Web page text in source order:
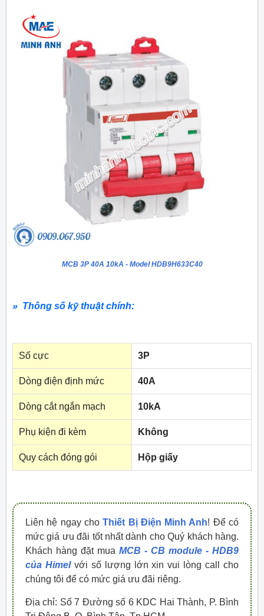
MCB 3P 40A 10kA - Model HDB9H633C40
» Thông số kỹ thuật chính:
Số cực 3P
Dòng điện định mức 40A
Dòng cắt ngắn mạch 10kA
Phụ kiện đi kèm Không
Quy cách đóng gói Hộp giấy
Liên hệ ngay choThiết Bị Điện Minh Anh! Để có
mức giá ưu đãi tốt nhất dành cho Quý khách hàng.
Khách hàng đặt mua MCB - CB module - HDB9
của Himel với số lượng lớn xin vui lòng call cho
chúng tôi để có mức giá ưu đãi riêng.
Địa chỉ: Số 7 Đường số 6 KDC Hai Thành, P. Bình